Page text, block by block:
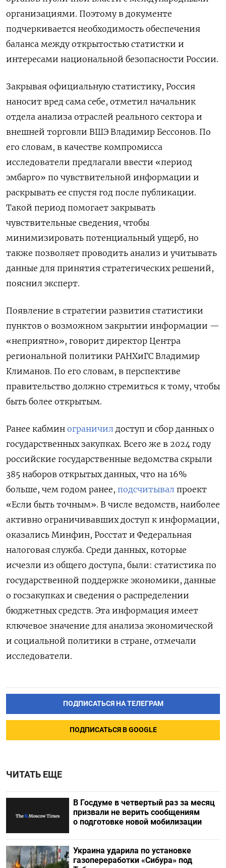
организациями. Поэтому в документе
подчеркивается необходимость обеспечения
баланса между открытостью статистки и
интересами национальной безопасности России.
Закрывая официальную статистику, Россия
наносит вред сама себе, отметил начальник
отдела анализа отраслей реального сектора и
внешней торговли ВШЭ Владимир Бессонов. По
его словам, в качестве компромисса
исследователи предлагали ввести «период
эмбарго» по чувствительной информации и
раскрывать ее спустя год после публикации.
Такой период помогает закрывать
чувствительные сведения, чтобы
минимизировать потенциальный ущерб, но
также позволяет проводить анализ и учитывать
данные для принятия стратегических решений,
пояснил эксперт.
Появление в стратегии развития статистики
пунктов о возможном закрытии информации —
«неприятно», говорит директор Центра
региональной политики РАНХиГС Владимир
Климанов. По его словам, в перспективе
правительство должно стремиться к тому, чтобы
быть более открытым.
Ранее кабмин ограничил доступ и сбор данных о
государственных закупках. Всего же в 2024 году
российские государственные ведомства скрыли
385 наборов открытых данных, что на 16%
больше, чем годом ранее, подсчитывал проект
«Если быть точным». В числе ведомств, наиболее
активно ограничивавших доступ к информации,
оказались Минфин, Росстат и Федеральная
налоговая служба. Среди данных, которые
исчезли из общего доступа, были: статистика по
государственной поддержке экономики, данные
о госзакупках и сведения о распределении
бюджетных средств. Эта информация имеет
ключевое значение для анализа экономической
и социальной политики в стране, отмечали
исследователи.
ПОДПИСАТЬСЯ НА ТЕЛЕГРАМ
ПОДПИСАТЬСЯ В GOOGLE
ЧИТАТЬ ЕЩЕ
В Госдуме в четвертый раз за месяц
призвали не верить сообщениям
о подготовке новой мобилизации
Украина ударила по установке
газопереработки «Сибура» под